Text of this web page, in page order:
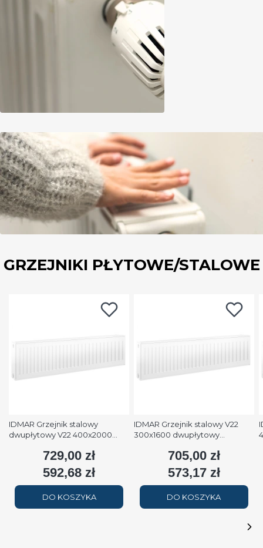
GRZEJNIKI PŁYTOWE/STALOWE
IDMAR Grzejnik stalowy
dwupłytowy V22 400x2000
2508W (90/70/20°C) biały
Cena
729,00 zł
Cena
592,68 zł
DO KOSZYKA
IDMAR Grzejnik stalowy V22
300x1600 dwupłytowy
(90/70/20°C) biały RAL9016
Cena
705,00 zł
Cena
573,17 zł
DO KOSZYKA